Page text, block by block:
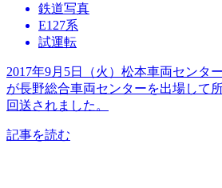
鉄道写真
E127系
試運転
2017年9月5日（火）松本車両センタ
が長野総合車両センターを出場して
回送されました。
記事を読む